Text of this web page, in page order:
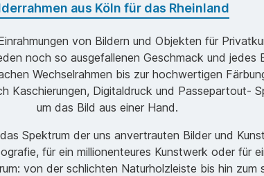
aus Köln für das Rheinland
von Bildern und Objekten für
noch so ausgefallenen Geschmack und
Wechselrahmen bis zur hochwertigen
Kaschierungen, Digitaldruck und Passepartout-
um das Bild aus einer Hand.
Spektrum der uns anvertrauten Bilder und
für ein millionenteures Kunstwerk oder für
von der schlichten Naturholzleiste bis hin